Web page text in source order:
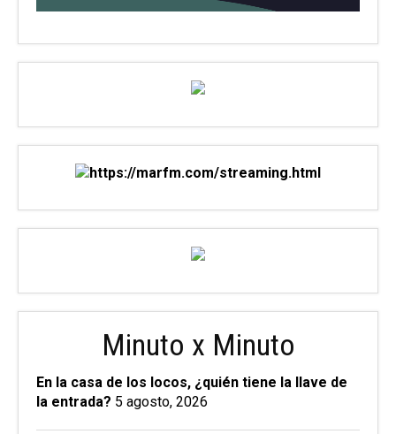
Minuto x Minuto
En la casa de los locos, ¿quién tiene la llave de
la entrada? 5 agosto, 2026